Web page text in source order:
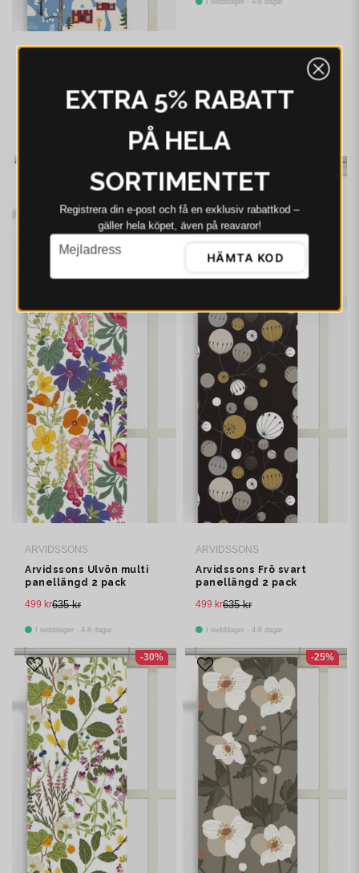
ljusblå panellängd 2
635 kr
I webblager - 4-8 dagar
ARVIDSSONS
Arvidssons Ulvön multi
panellängd 2 pack
635 kr
499 kr
I webblager - 4-8 dagar
ARVIDSSONS
Arvidssons Frö svart
panellängd 2 pack
635 kr
499 kr
I webblager - 4-8 dagar
-30% -25%
EXTRA 5% RABATT
PÅ HELA
SORTIMENTET
Registrera din e‑post och få en exklusiv rabattkod –
gäller hela köpet, även på reavaror!
email
Mejladress
HÄMTA KOD